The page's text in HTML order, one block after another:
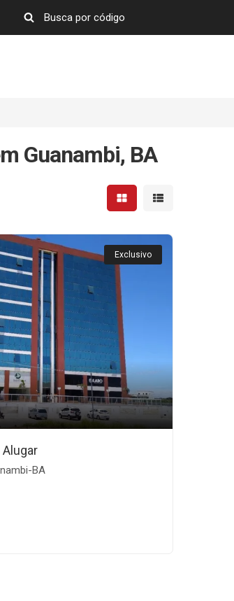
Guanambi, BA
Mostrar resultados em
Mostrar
Exclusivo
BA